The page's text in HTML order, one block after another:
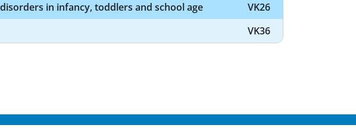
in infancy, toddlers and school age
VK26
VK36